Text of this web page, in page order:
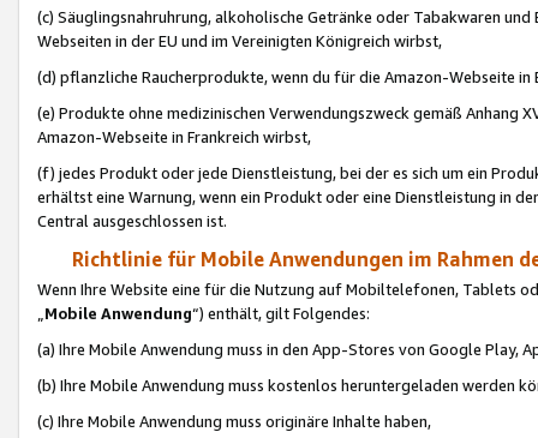
(c) Säuglingsnahruhrung, alkoholische Getränke oder Tabakwaren
Webseiten in der EU und im Vereinigten Königreich wirbst,
(d) pflanzliche Raucherprodukte, wenn du für die Amazon-Webseite in
(e) Produkte ohne medizinischen Verwendungszweck gemäß Anhang
Amazon-Webseite in Frankreich wirbst,
(f) jedes Produkt oder jede Dienstleistung, bei der es sich um ein
erhältst eine Warnung, wenn ein Produkt oder eine Dienstleistung in
Central ausgeschlossen ist.
Richtlinie für Mobile Anwendungen im Rahmen
Wenn Ihre Website eine für die Nutzung auf Mobiltelefonen, Tablets
„Mobile Anwendung“) enthält, gilt Folgendes:
(a) Ihre Mobile Anwendung muss in den App-Stores von Google Play,
(b) Ihre Mobile Anwendung muss kostenlos heruntergeladen werden
(c) Ihre Mobile Anwendung muss originäre Inhalte haben,